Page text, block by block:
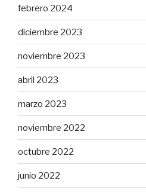
febrero 2024
diciembre 2023
noviembre 2023
abril 2023
marzo 2023
noviembre 2022
octubre 2022
junio 2022